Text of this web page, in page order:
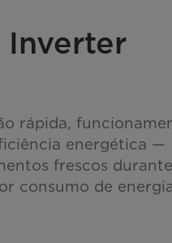
Inverter
rápida,
energética —
frescos durante
consumo de